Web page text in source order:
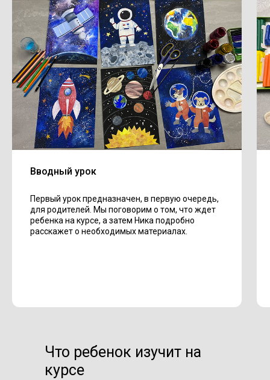
Вводный урок
Первый урок предназначен, в первую очередь,
для родителей. Мы поговорим о том, что ждет
ребенка на курсе, а затем Ника подробно
расскажет о необходимых материалах.
Что ребенок изучит на
курсе